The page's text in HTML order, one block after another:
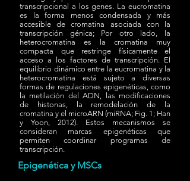
transcripcional a los genes. La eucromatina
es la forma menos condensada y más
accesible de cromatina asociada con la
transcripción génica; Por otro lado, la
heterocromatina es la cromatina muy
compacta que restringe físicamente el
acceso a los factores de transcripción. El
equilibrio dinámico entre la eucromatina y la
heterocromatina está sujeto a diversas
formas de regulaciones epigenéticas, como
la metilación del ADN, las modificaciones
de histonas, la remodelación de la
cromatina y el microARN (miRNA; Fig. 1; Han
y Yoon, 2012). Estos mecanismos se
consideran marcas epigenéticas que
permiten coordinar programas de
transcripción.
Epigenética y MSCs